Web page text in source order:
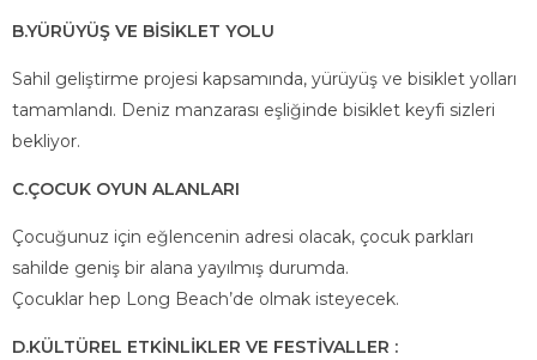
B.YÜRÜYÜŞ VE BİSİKLET YOLU
Sahil geliştirme projesi kapsamında, yürüyüş ve bisiklet yolları
tamamlandı. Deniz manzarası eşliğinde bisiklet keyfi sizleri
bekliyor.
C.ÇOCUK OYUN ALANLARI
Çocuğunuz için eğlencenin adresi olacak, çocuk parkları
sahilde geniş bir alana yayılmış durumda.
Çocuklar hep Long Beach’de olmak isteyecek.
D.KÜLTÜREL ETKİNLİKLER VE FESTİVALLER :